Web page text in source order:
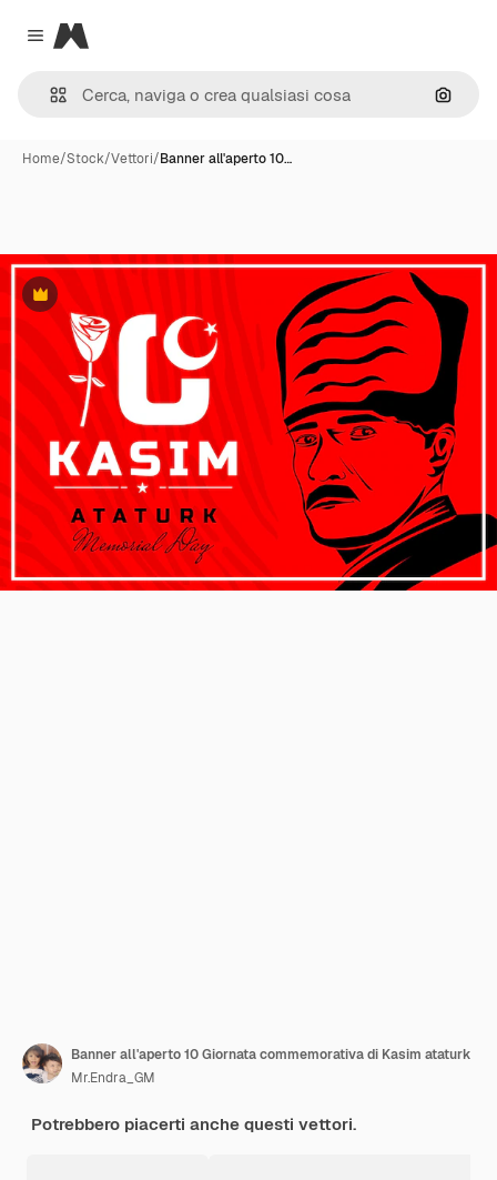
Close menu
Magnific
Cerca
Home/Stock/Vettori/Banner all'aperto 10…
Premium
Banner all'aperto 10 Giornata commemorativa di Kasim ataturk
Mr.Endra_GM
Potrebbero piacerti anche questi vettori.